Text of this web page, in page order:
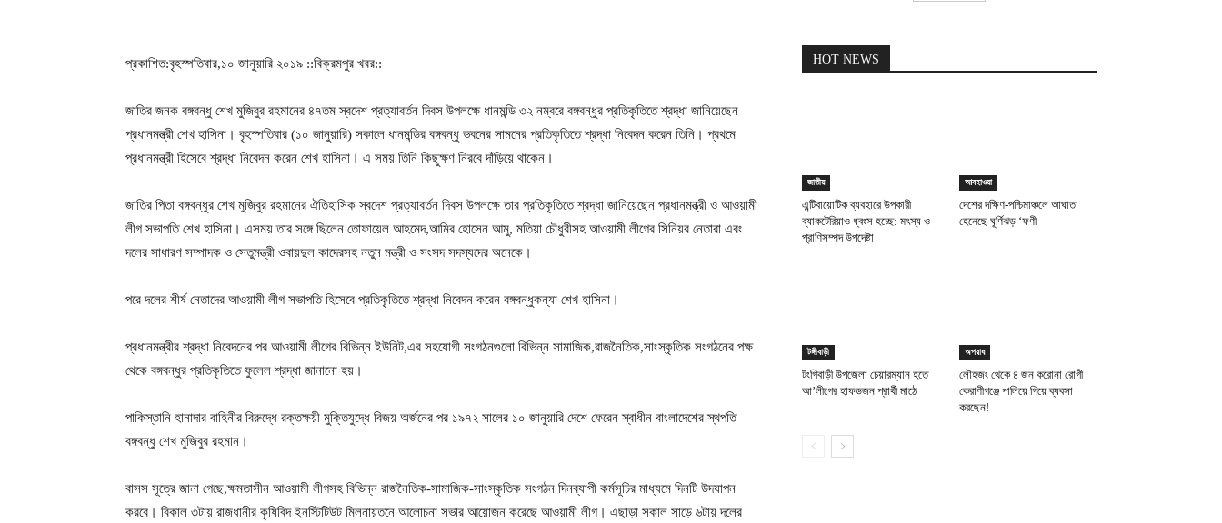
প্রকাশিত:বৃহস্পতিবার,১০ জানুয়ারি ২০১৯ ::বিক্রমপুর খবর::
জাতির জনক বঙ্গবন্ধু শেখ মুজিবুর রহমানের ৪৭তম স্বদেশ প্রত্যাবর্তন দিবস উপলক্ষে ধানমন্ডি ৩২ নম্বরে বঙ্গবন্ধুর প্রতিকৃতিতে শ্রদ্ধা জানিয়েছেন
প্রধানমন্ত্রী শেখ হাসিনা। বৃহস্পতিবার (১০ জানুয়ারি) সকালে ধানমন্ডির বঙ্গবন্ধু ভবনের সামনের প্রতিকৃতিতে শ্রদ্ধা নিবেদন করেন তিনি। প্রথমে
প্রধানমন্ত্রী হিসেবে শ্রদ্ধা নিবেদন করেন শেখ হাসিনা। এ সময় তিনি কিছুক্ষণ নিরবে দাঁড়িয়ে থাকেন।
জাতির পিতা বঙ্গবন্ধুর শেখ মুজিবুর রহমানের ঐতিহাসিক স্বদেশ প্রত্যাবর্তন দিবস উপলক্ষে তার প্রতিকৃতিতে শ্রদ্ধা জানিয়েছেন প্রধানমন্ত্রী ও আওয়ামী
লীগ সভাপতি শেখ হাসিনা। এসময় তার সঙ্গে ছিলেন তোফায়েল আহমেদ,আমির হোসেন আমু, মতিয়া চৌধুরীসহ আওয়ামী লীগের সিনিয়র নেতারা এবং
দলের সাধারণ সম্পাদক ও সেতুমন্ত্রী ওবায়দুল কাদেরসহ নতুন মন্ত্রী ও সংসদ সদস্যদের অনেকে।
পরে দলের শীর্ষ নেতাদের আওয়ামী লীগ সভাপতি হিসেবে প্রতিকৃতিতে শ্রদ্ধা নিবেদন করেন বঙ্গবন্ধুকন্যা শেখ হাসিনা।
প্রধানমন্ত্রীর শ্রদ্ধা নিবেদনের পর আওয়ামী লীগের বিভিন্ন ইউনিট,এর সহযোগী সংগঠনগুলো বিভিন্ন সামাজিক,রাজনৈতিক,সাংস্কৃতিক সংগঠনের পক্ষ
থেকে বঙ্গবন্ধুর প্রতিকৃতিতে ফুলেল শ্রদ্ধা জানানো হয়।
পাকিস্তানি হানাদার বাহিনীর বিরুদ্ধে রক্তক্ষয়ী মুক্তিযুদ্ধে বিজয় অর্জনের পর ১৯৭২ সালের ১০ জানুয়ারি দেশে ফেরেন স্বাধীন বাংলাদেশের স্থপতি
বঙ্গবন্ধু শেখ মুজিবুর রহমান।
বাসস সূত্রে জানা গেছে,ক্ষমতাসীন আওয়ামী লীগসহ বিভিন্ন রাজনৈতিক-সামাজিক-সাংস্কৃতিক সংগঠন দিনব্যাপী কর্মসূচির মাধ্যমে দিনটি উদযাপন
করবে। বিকাল ৩টায় রাজধানীর কৃষিবিদ ইনস্টিটিউট মিলনায়তনে আলোচনা সভার আয়োজন করেছে আওয়ামী লীগ। এছাড়া সকাল সাড়ে ৬টায় দলের
HOT NEWS
জাতীয়
এন্টিবায়োটিক ব্যবহারে উপকারী
ব্যাকটেরিয়াও ধ্বংস হচ্ছে: মৎস্য ও
প্রাণিসম্পদ উপদেষ্টা
আবহাওয়া
দেশের দক্ষিণ-পশ্চিমাঞ্চলে আঘাত
হেনেছে ঘূর্ণিঝড় ‘ফণী
টঙ্গীবাড়ী
টংগিবাড়ী উপজেলা চেয়ারম্যান হতে
আ’লীগের হাফডজন প্রার্থী মাঠে
অপরাধ
লৌহজং থেকে ৪ জন করোনা রোগী
কেরাণীগঞ্জে পালিয়ে গিয়ে ব্যবসা
করছেন!